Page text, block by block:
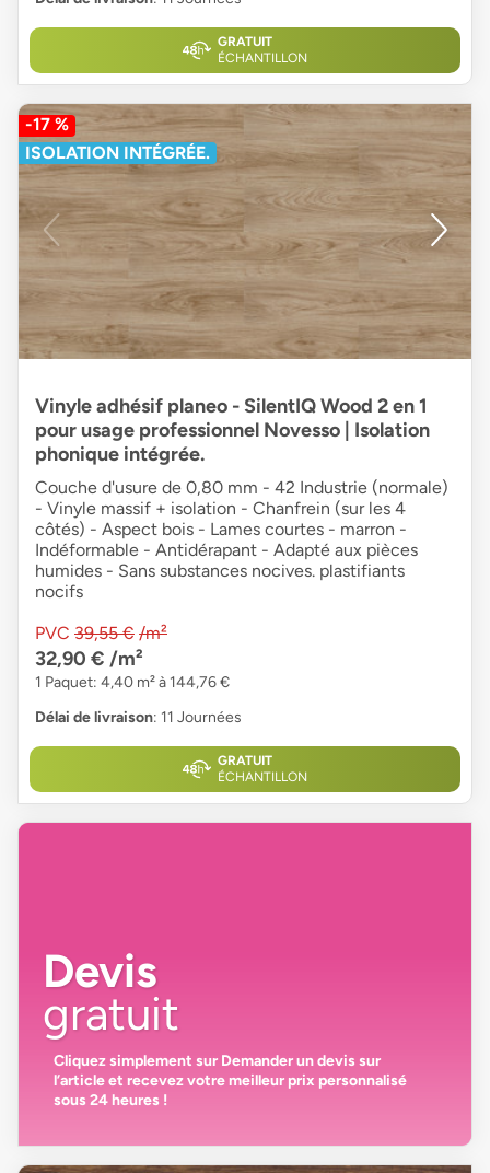
GRATUIT
ÉCHANTILLON
-17 %
ISOLATION INTÉGRÉE.
Vinyle adhésif planeo - SilentIQ Wood 2 en 1
pour usage professionnel Novesso | Isolation
phonique intégrée.
Couche d'usure de 0,80 mm - 42 Industrie (normale)
- Vinyle massif + isolation - Chanfrein (sur les 4
côtés) - Aspect bois - Lames courtes - marron -
Indéformable - Antidérapant - Adapté aux pièces
humides - Sans substances nocives. plastifiants
nocifs
PVC 39,55 € /m²
32,90 € /m²
1 Paquet: 4,40 m² à 144,76 €
Délai de livraison: 11 Journées
GRATUIT
ÉCHANTILLON
Devis
gratuit
Cliquez simplement sur Demander un devissur
l’article et recevez votremeilleur prix personnalisé
sous 24 heures !